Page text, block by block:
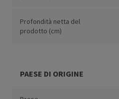
Profondità netta del
prodotto (cm)
PAESE DI ORIGINE